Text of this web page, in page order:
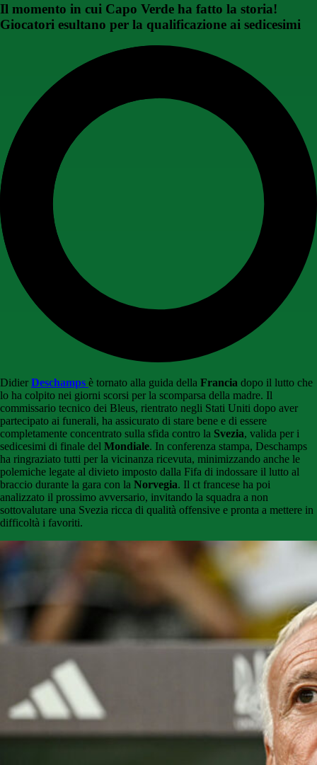
Il momento in cui Capo Verde ha fatto la storia!
Giocatori esultano per la qualificazione ai sedicesimi
Didier Deschamps è tornato alla guida della Francia dopo il lutto che
lo ha colpito nei giorni scorsi per la scomparsa della madre. Il
commissario tecnico dei Bleus, rientrato negli Stati Uniti dopo aver
partecipato ai funerali, ha assicurato di stare bene e di essere
completamente concentrato sulla sfida contro la Svezia, valida per i
sedicesimi di finale del Mondiale. In conferenza stampa, Deschamps
ha ringraziato tutti per la vicinanza ricevuta, minimizzando anche le
polemiche legate al divieto imposto dalla Fifa di indossare il lutto al
braccio durante la gara con la Norvegia. Il ct francese ha poi
analizzato il prossimo avversario, invitando la squadra a non
sottovalutare una Svezia ricca di qualità offensive e pronta a mettere in
difficoltà i favoriti.